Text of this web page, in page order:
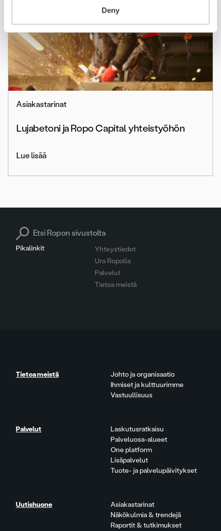
Deny
Asiakastarinat
Lujabetoni ja Ropo Capital yhteistyöhön
Lue lisää
Pikalinkit
Yhteystiedot
Ura Ropolla
Palvelut
Tietoa meistä
Search for:
Tietoa meistä
Johto ja organisaatio
Ihmiset ja kulttuurimme
Vastuullisuus
Palvelut
Laskutusratkaisu
Palveluosa-alueet
One platform
Lisäpalvelut
Tuote- ja palvelupäivitykset
Uutishuone
Asiakastarinat
Näkökulmia & trendejä
Raportit & tutkimukset